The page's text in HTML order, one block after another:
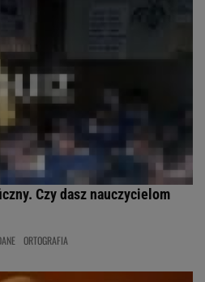
Czy dasz nauczycielom
ORTOGRAFIA